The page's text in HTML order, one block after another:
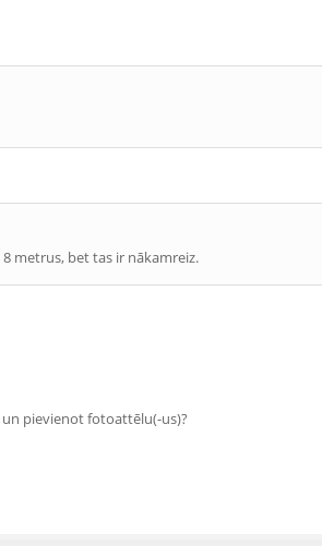
metrus, bet tas ir nākamreiz.
pievienot fotoattēlu(-us)?